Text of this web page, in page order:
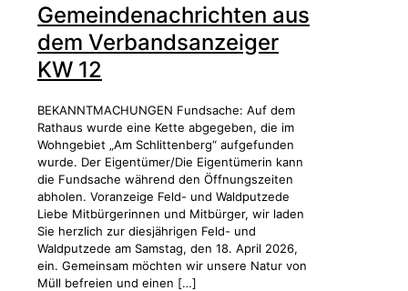
Gemeindenachrichten aus
dem Verbandsanzeiger
KW 12
BEKANNTMACHUNGEN Fundsache: Auf dem
Rathaus wurde eine Kette abgegeben, die im
Wohngebiet „Am Schlittenberg“ aufgefunden
wurde. Der Eigentümer/Die Eigentümerin kann
die Fundsache während den Öffnungszeiten
abholen. Voranzeige Feld- und Waldputzede
Liebe Mitbürgerinnen und Mitbürger, wir laden
Sie herzlich zur diesjährigen Feld- und
Waldputzede am Samstag, den 18. April 2026,
ein. Gemeinsam möchten wir unsere Natur von
Müll befreien und einen […]